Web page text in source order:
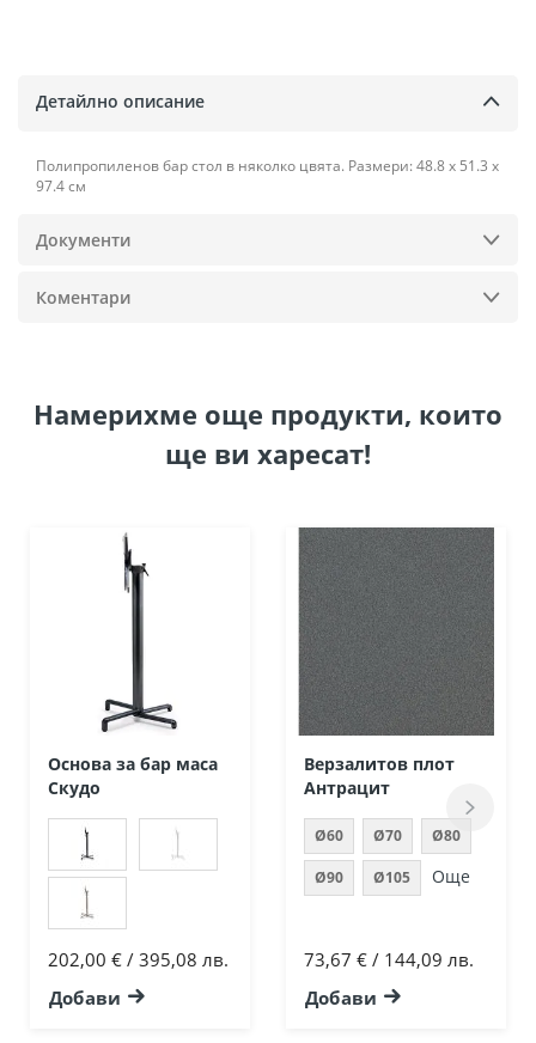
Детайлно описание
Полипропиленов бар стол в няколко цвята. Размери: 48.8 х 51.3 х
97.4 см
Документи
Коментари
Намерихме още продукти, които
ще ви харесат!
Основа за бар маса
Скудо
202,00 € / 395,08 лв.
Добави
Верзалитов плот
Антрацит
Ø60 Ø70 Ø80
Ø90 Ø105 Още
73,67 € / 144,09 лв.
Добави